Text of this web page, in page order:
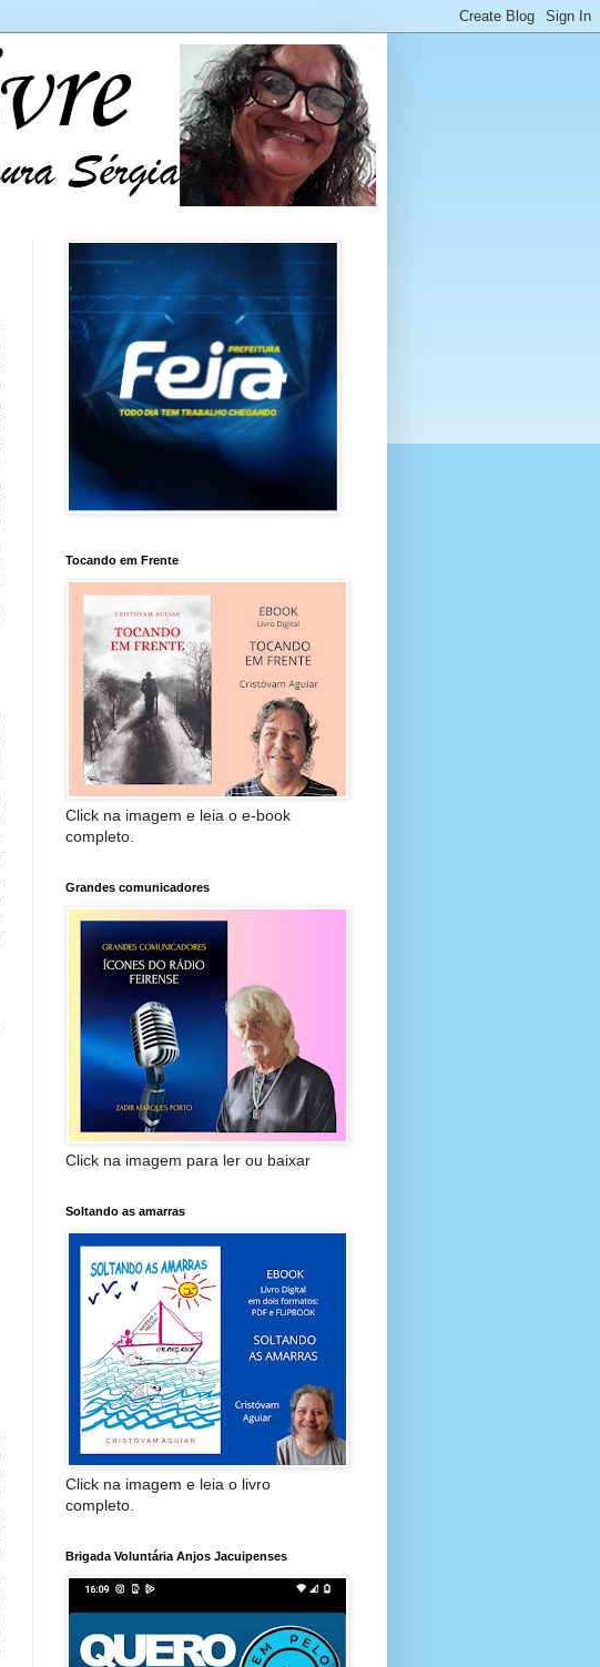
Tocando em Frente
Click na imagem e leia o e-book
completo.
Grandes comunicadores
Click na imagem para ler ou baixar
Soltando as amarras
Click na imagem e leia o livro
completo.
Brigada Voluntária Anjos Jacuipenses